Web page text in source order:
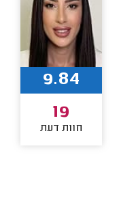
9.84
19
חוות דעת